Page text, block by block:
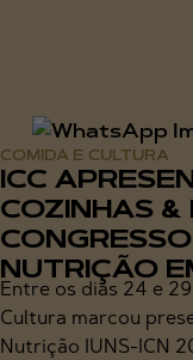
COMIDA E CULTURA
ICC
COZINHAS &
NUTRIÇÃO
Entre os dias 24 e
Cultura marcou
Nutrição IUNS-ICN